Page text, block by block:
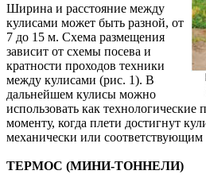
Ширина и расстояние между
кулисами может быть разной, от
7 до 15 м. Схема размещения
зависит от схемы посева и
кратности проходов техники
между кулисами (рис. 1). В
дальнейшем кулисы можно
использовать как
моменту, когда плети достигнут
механически или
ТЕРМОС (МИНИ-ТОННЕЛИ)